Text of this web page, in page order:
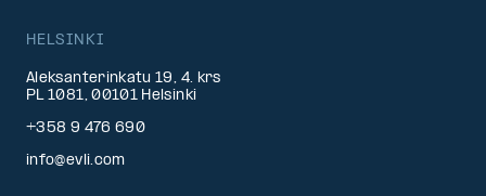
HELSINKI
Aleksanterinkatu 19, 4. krs
PL 1081, 00101 Helsinki
+358 9 476 690
info@evli.com